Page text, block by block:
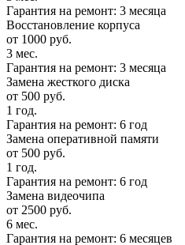
Гарантия на ремонт: 3 месяца
Восстановление корпуса
от 1000 руб.
3 мес.
Гарантия на ремонт: 3 месяца
Замена жесткого диска
от 500 руб.
1 год.
Гарантия на ремонт: 6 год
Замена оперативной памяти
от 500 руб.
1 год.
Гарантия на ремонт: 6 год
Замена видеочипа
от 2500 руб.
6 мес.
Гарантия на ремонт: 6 месяцев